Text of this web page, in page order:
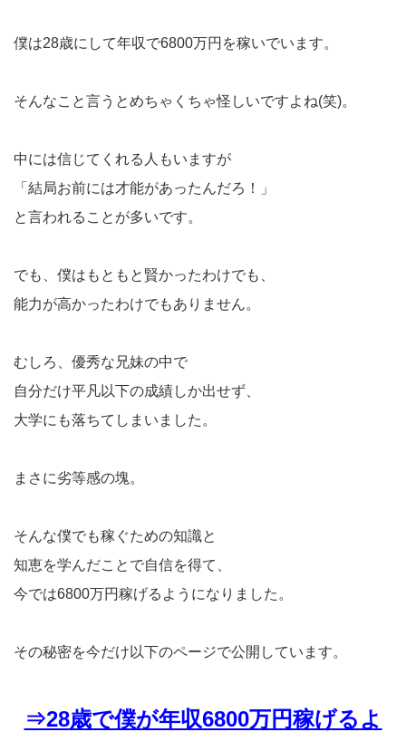
僕は28歳にして年収で6800万円を稼いでいます。
そんなこと言うとめちゃくちゃ怪しいですよね(笑)。
中には信じてくれる人もいますが
「結局お前には才能があったんだろ！」
と言われることが多いです。
でも、僕はもともと賢かったわけでも、
能力が高かったわけでもありません。
むしろ、優秀な兄妹の中で
自分だけ平凡以下の成績しか出せず、
大学にも落ちてしまいました。
まさに劣等感の塊。
そんな僕でも稼ぐための知識と
知恵を学んだことで自信を得て、
今では6800万円稼げるようになりました。
その秘密を今だけ以下のページで公開しています。
⇒28歳で僕が年収6800万円稼げるよ